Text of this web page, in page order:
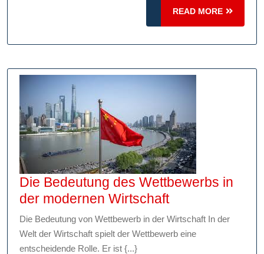
in
READ MORE
READ
MORE
Die Bedeutung des Wettbewerbs in
der modernen WirtschaftDie
Bedeutung
des
Die Bedeutung von Wettbewerb in der Wirtschaft In der
Welt der Wirtschaft spielt der Wettbewerb eine
entscheidende Rolle. Er ist {...}